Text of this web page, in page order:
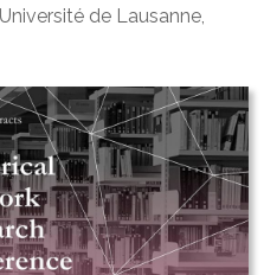
de Lausanne,